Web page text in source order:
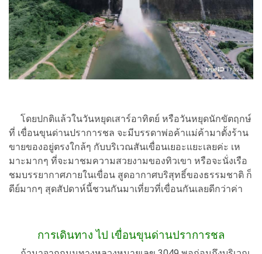
โดยปกติแล้วในวันหยุดเสาร์อาทิตย์ หรือวันหยุดนักขัตฤกษ์
ที่ เขื่อนขุนด่านปราการชล จะมีบรรดาพ่อค้าแม่ค้ามาตั้งร้าน
ขายของอยู่ตรงใกล้ๆ กับบริเวณสันเขื่อนเยอะแยะเลยค่ะ เห
มาะมากๆ ที่จะมาชมความสวยงามของทิวเขา หรือจะนั่งเรือ
ชมบรรยากาศภายในเขื่อน สูดอากาศบริสุทธิ์ของธรรมชาติ ก็
ดีย์มากๆ สุดสัปดาห์นี้ชวนกันมาเที่ยวที่เขื่อนกันเลยดีกว่าค่า
การเดินทาง ไป เขื่อนขุนด่านปราการชล